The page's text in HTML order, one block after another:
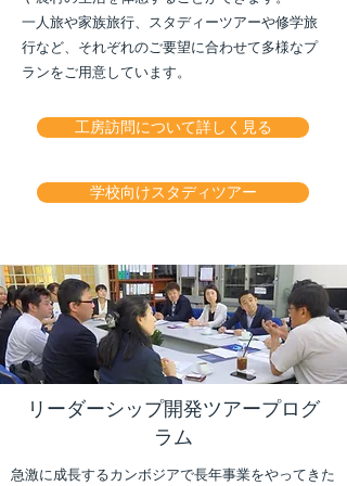
一人旅や家族旅行、スタディーツアーや修学旅
行など、それぞれのご要望に合わせて多様なプ
ランをご用意しています。
工房訪問について詳しく見る
学校向けスタディツアー
リーダーシップ開発ツアープログ
ラム
急激に成長するカンボジアで長年事業をやってきた